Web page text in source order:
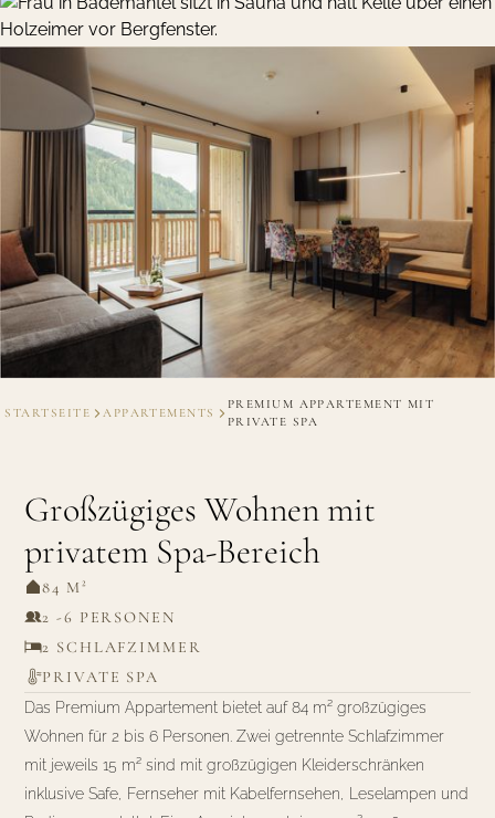
STARTSEITE APPARTEMENTS
PREMIUM APPARTEMENT MIT
PRIVATE SPA
Großzügiges Wohnen mit
privatem Spa-Bereich
84 M²
2 -6 PERSONEN
2 SCHLAFZIMMER
PRIVATE SPA
Das Premium Appartement bietet auf 84 m² großzügiges
Wohnen für 2 bis 6 Personen. Zwei getrennte Schlafzimmer
mit jeweils 15 m² sind mit großzügigen Kleiderschränken
inklusive Safe, Fernseher mit Kabelfernsehen, Leselampen und